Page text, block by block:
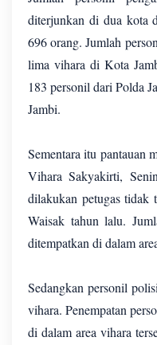
diterjunkan di dua kota
696 orang. Jumlah
lima vihara di Kota
183 personil dari Polda
Jambi.
Sementara itu pantauan
Vihara Sakyakirti,
dilakukan petugas tidak
Waisak tahun lalu.
ditempatkan di dalam
Sedangkan personil
vihara. Penempatan
di dalam area vihara